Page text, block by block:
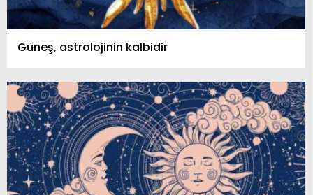
Güneş, astrolojinin kalbidir